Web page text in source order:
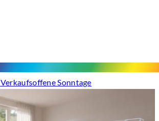
Verkaufsoffene Sonntage